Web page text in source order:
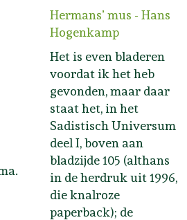
Hermans’ mus - Hans
Hogenkamp
Het is even bladeren
voordat ik het heb
gevonden, maar daar
staat het, in het
Sadistisch Universum
deel I, boven aan
bladzijde 105 (althans
in de herdruk uit 1996,
die knalroze
paperback); de